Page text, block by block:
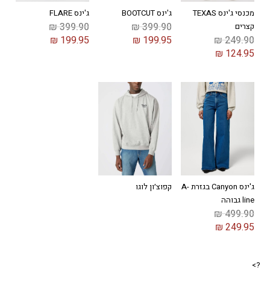
מכנסי ג'ינס TEXAS
קצרים
₪249.90
₪ 124.95
ג'ינס BOOTCUT
₪399.90
₪ 199.95
ג'ינס FLARE
₪399.90
₪ 199.95
ג'ינס Canyon בגזרת A-
line גבוהה
₪499.90
₪ 249.95
קפוצ׳ון לוגו
?>